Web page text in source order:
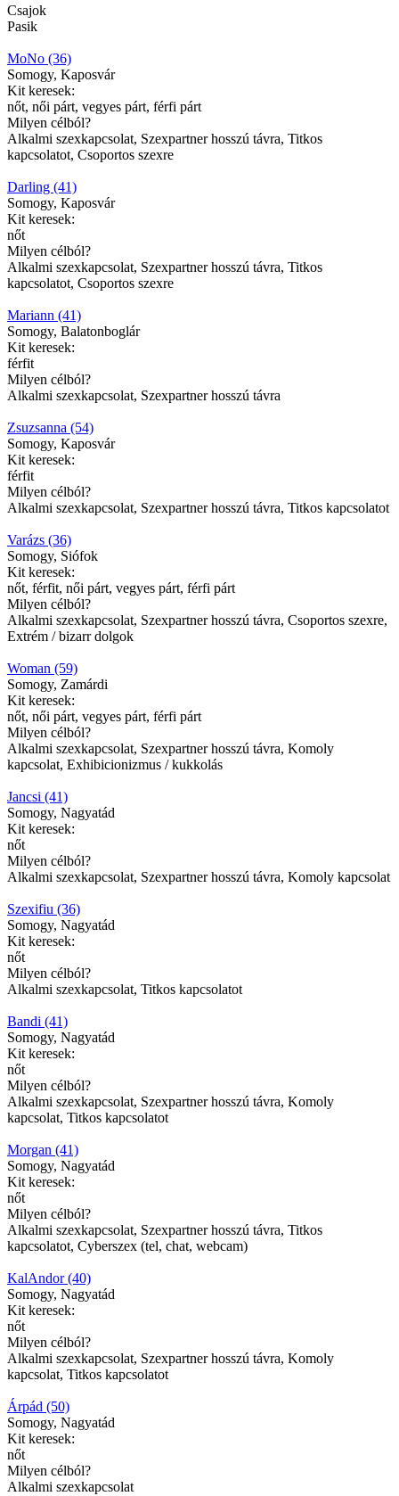
Csajok
Pasik
MoNo (36)
Somogy, Kaposvár
Kit keresek:
nőt, női párt, vegyes párt, férfi párt
Milyen célból?
Alkalmi szexkapcsolat, Szexpartner hosszú távra, Titkos
kapcsolatot, Csoportos szexre
Darling (41)
Somogy, Kaposvár
Kit keresek:
nőt
Milyen célból?
Alkalmi szexkapcsolat, Szexpartner hosszú távra, Titkos
kapcsolatot, Csoportos szexre
Mariann (41)
Somogy, Balatonboglár
Kit keresek:
férfit
Milyen célból?
Alkalmi szexkapcsolat, Szexpartner hosszú távra
Zsuzsanna (54)
Somogy, Kaposvár
Kit keresek:
férfit
Milyen célból?
Alkalmi szexkapcsolat, Szexpartner hosszú távra, Titkos kapcsolatot
Varázs (36)
Somogy, Siófok
Kit keresek:
nőt, férfit, női párt, vegyes párt, férfi párt
Milyen célból?
Alkalmi szexkapcsolat, Szexpartner hosszú távra, Csoportos szexre,
Extrém / bizarr dolgok
Woman (59)
Somogy, Zamárdi
Kit keresek:
nőt, női párt, vegyes párt, férfi párt
Milyen célból?
Alkalmi szexkapcsolat, Szexpartner hosszú távra, Komoly
kapcsolat, Exhibicionizmus / kukkolás
Jancsi (41)
Somogy, Nagyatád
Kit keresek:
nőt
Milyen célból?
Alkalmi szexkapcsolat, Szexpartner hosszú távra, Komoly kapcsolat
Szexifiu (36)
Somogy, Nagyatád
Kit keresek:
nőt
Milyen célból?
Alkalmi szexkapcsolat, Titkos kapcsolatot
Bandi (41)
Somogy, Nagyatád
Kit keresek:
nőt
Milyen célból?
Alkalmi szexkapcsolat, Szexpartner hosszú távra, Komoly
kapcsolat, Titkos kapcsolatot
Morgan (41)
Somogy, Nagyatád
Kit keresek:
nőt
Milyen célból?
Alkalmi szexkapcsolat, Szexpartner hosszú távra, Titkos
kapcsolatot, Cyberszex (tel, chat, webcam)
KalAndor (40)
Somogy, Nagyatád
Kit keresek:
nőt
Milyen célból?
Alkalmi szexkapcsolat, Szexpartner hosszú távra, Komoly
kapcsolat, Titkos kapcsolatot
Árpád (50)
Somogy, Nagyatád
Kit keresek:
nőt
Milyen célból?
Alkalmi szexkapcsolat